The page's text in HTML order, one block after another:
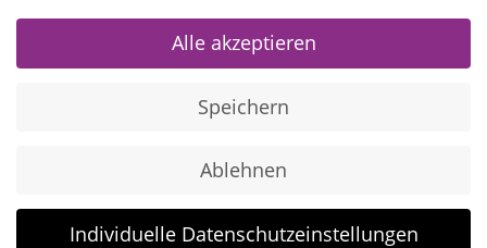
als 72 Stunden ist. Ausserdem werden wir von
einem Fahrer abgeholt und zum PCR-Test vor
notwendig. Wie es sich anschließend verhalten
beschrieben. Anschließend sind wir ins
unsereeigene Hotelsuchegebucht haben.
Alle akzeptieren
Speichern
Ablehnen
Individuelle Datenschutzeinstellungen